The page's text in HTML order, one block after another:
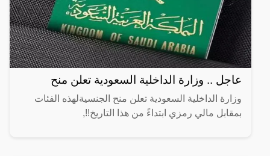
عاجل .. وزارة الداخلية السعودية تعلن منح
وزارة الداخلية السعودية تعلن منح الجنسيةلهذه الفئات
بمقابل مالي رمزي ابتداءً من هذا التاريخ!!,